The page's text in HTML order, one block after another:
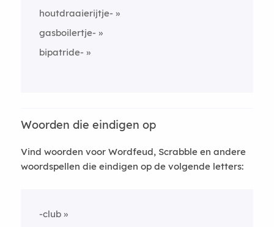
houtdraaierijtje-
gasboilertje-
bipatride-
Woorden die eindigen op
Vind woorden voor Wordfeud, Scrabble en andere
woordspellen die eindigen op de volgende letters:
-club